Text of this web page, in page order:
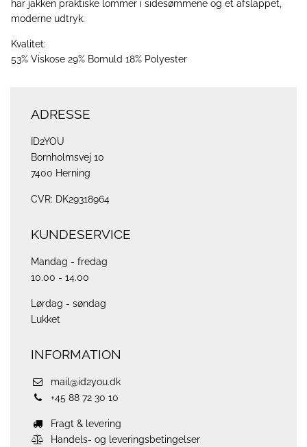
har jakken praktiske lommer i sidesømmene og et afslappet,
moderne udtryk.
Kvalitet:
53% Viskose 29% Bomuld 18% Polyester
ADRESSE
ID2YOU
Bornholmsvej 10
7400 Herning
CVR: DK29318964
KUNDESERVICE
Mandag - fredag
10.00 - 14.00
Lørdag - søndag
Lukket
INFORMATION
mail@id2you.dk
+45 88 72 30 10
Fragt & levering
Handels- og leveringsbetingelser